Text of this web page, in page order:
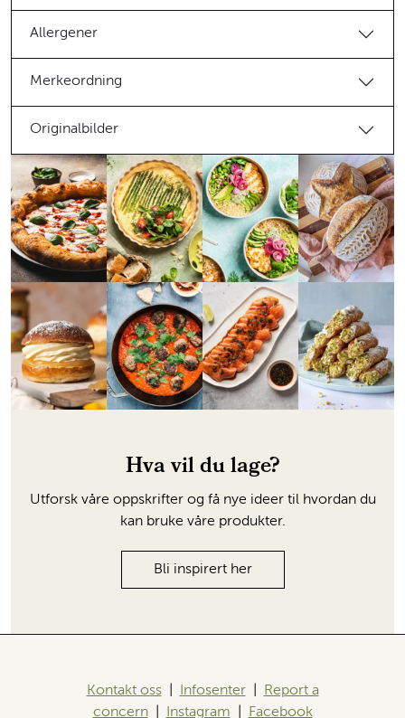
Allergener
Merkeordning
Originalbilder
Hva vil du lage?
Utforsk våre oppskrifter og få nye ideer til hvordan du
kan bruke våre produkter.
Bli inspirert her
Kontakt oss| Infosenter| Report a
concern| Instagram Facebook